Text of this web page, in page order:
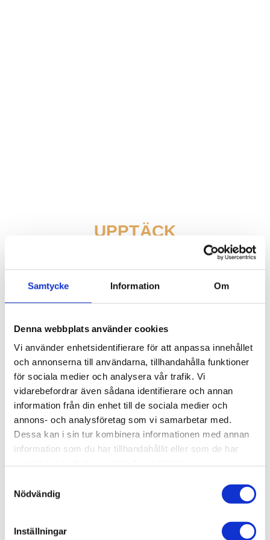
Samtycke Information Om
Denna webbplats använder cookies
Vi använder enhetsidentifierare för att anpassa innehållet
och annonserna till användarna, tillhandahålla funktioner
för sociala medier och analysera vår trafik. Vi
vidarebefordrar även sådana identifierare och annan
information från din enhet till de sociala medier och
annons- och analysföretag som vi samarbetar med.
Dessa kan i sin tur kombinera informationen med annan
information som du har tillhandahållit eller som de har
Nödvändig
Inställningar
UPPTÄCK
KALMAR